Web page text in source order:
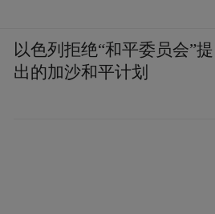
以色列拒绝“和平委员会”提
出的加沙和平计划